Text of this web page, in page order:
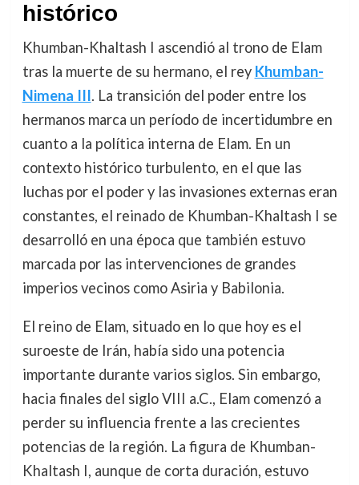
histórico
Khumban-Khaltash I ascendió al trono de Elam
tras la muerte de su hermano, el rey Khumban-
Nimena III. La transición del poder entre los
hermanos marca un período de incertidumbre en
cuanto a la política interna de Elam. En un
contexto histórico turbulento, en el que las
luchas por el poder y las invasiones externas eran
constantes, el reinado de Khumban-Khaltash I se
desarrolló en una época que también estuvo
marcada por las intervenciones de grandes
imperios vecinos como Asiria y Babilonia.
El reino de Elam, situado en lo que hoy es el
suroeste de Irán, había sido una potencia
importante durante varios siglos. Sin embargo,
hacia finales del siglo VIII a.C., Elam comenzó a
perder su influencia frente a las crecientes
potencias de la región. La figura de Khumban-
Khaltash I, aunque de corta duración, estuvo